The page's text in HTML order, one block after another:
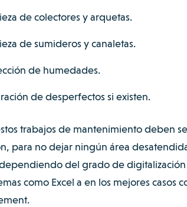
de colectores y arquetas.
de sumideros y canaletas.
de humedades.
de desperfectos si existen.
trabajos de mantenimiento deben
para no dejar ningún área
del grado de
como Excel a en los mejores